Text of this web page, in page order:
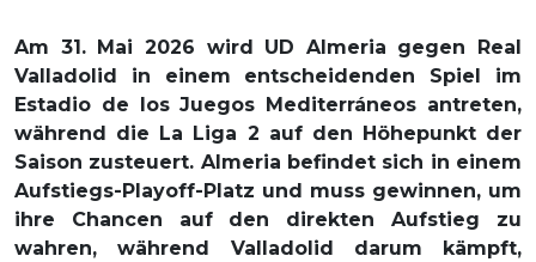
Am 31. Mai 2026 wird UD Almeria gegen Real
Valladolid in einem entscheidenden Spiel im
Estadio de los Juegos Mediterráneos antreten,
während die La Liga 2 auf den Höhepunkt der
Saison zusteuert. Almeria befindet sich in einem
Aufstiegs-Playoff-Platz und muss gewinnen, um
ihre Chancen auf den direkten Aufstieg zu
wahren, während Valladolid darum kämpft,